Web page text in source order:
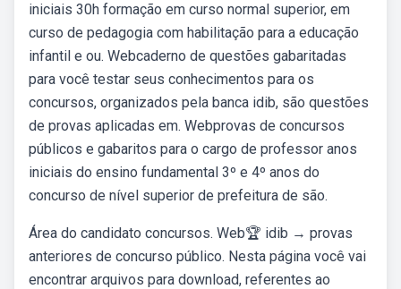
iniciais 30h formação em curso normal superior, em
curso de pedagogia com habilitação para a educação
infantil e ou. Webcaderno de questões gabaritadas
para você testar seus conhecimentos para os
concursos, organizados pela banca idib, são questões
de provas aplicadas em. Webprovas de concursos
públicos e gabaritos para o cargo de professor anos
iniciais do ensino fundamental 3º e 4º anos do
concurso de nível superior de prefeitura de são.
Área do candidato concursos. Web🏆 idib → provas
anteriores de concurso público. Nesta página você vai
encontrar arquivos para download, referentes ao